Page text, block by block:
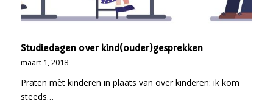
Studiedagen over kind(ouder)gesprekken
maart 1, 2018
Praten mèt kinderen in plaats van over kinderen: ik kom
steeds…